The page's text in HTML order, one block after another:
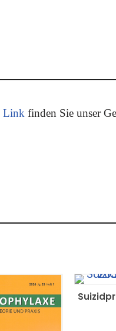
Link finden Sie unser